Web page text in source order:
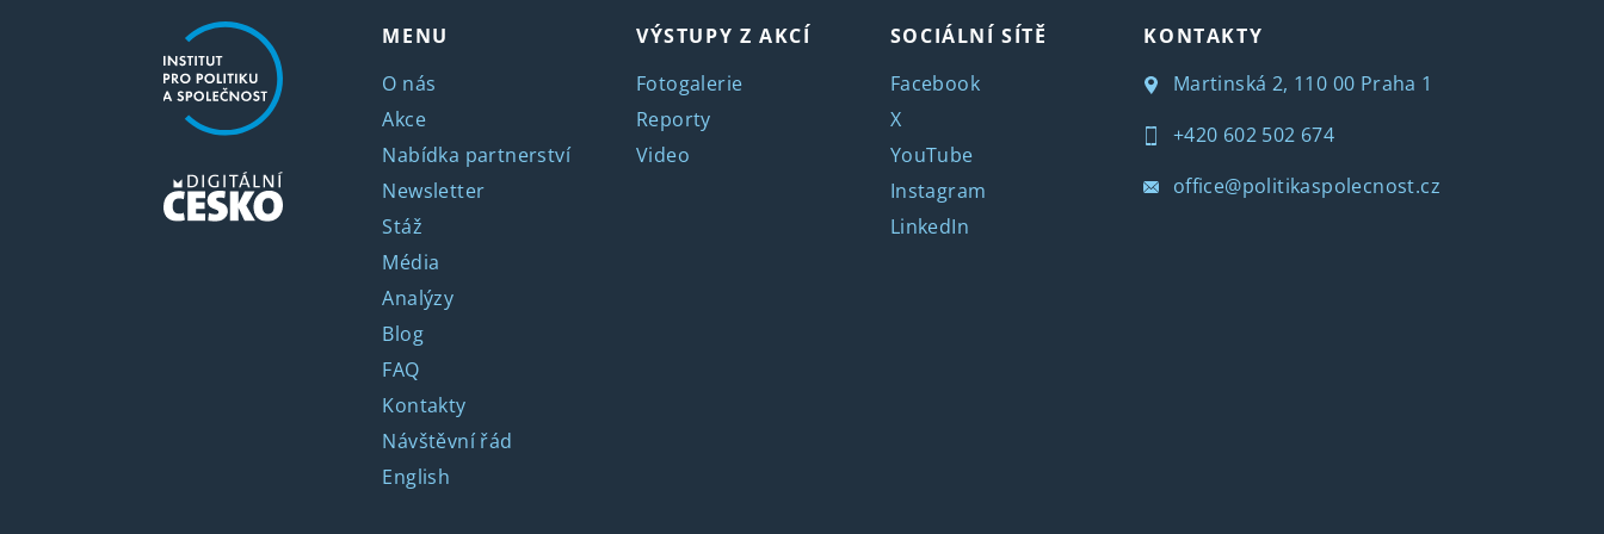
MENU
O nás
Akce
Nabídka partnerství
Newsletter
Stáž
Média
Analýzy
Blog
FAQ
Kontakty
Návštěvní řád
English
VÝSTUPY Z AKCÍ
Fotogalerie
Reporty
Video
SOCIÁLNÍ SÍTĚ
Facebook
X
YouTube
Instagram
LinkedIn
KONTAKTY
Martinská 2, 110 00 Praha 1
+420 602 502 674
office@politikaspolecnost.cz